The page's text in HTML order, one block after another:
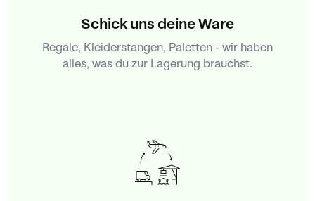
Schick uns deine Ware
Regale, Kleiderstangen, Paletten - wir haben
alles, was du zur Lagerung brauchst.